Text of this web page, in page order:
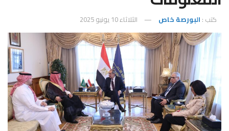
كتب : البورصة خاص الثلاثاء 10 يونيو 2025